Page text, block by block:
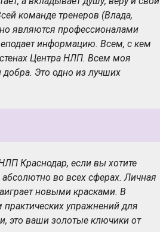
команде тренеров (Влада,
являются профессионалами
информацию. Всем, с кем
Центра НЛП. Всем моя
Это одно из лучших
пор. А все началось с осознания,
часть айсберга» становилась
наше внимание». Для меня НЛП –
набор фильтров
магия, которая заключается в
До скорых встреч)))
Краснодар, если вы хотите
во всех сферах. Личная
новыми красками. В
упражнений для
это ваши золотые ключики от